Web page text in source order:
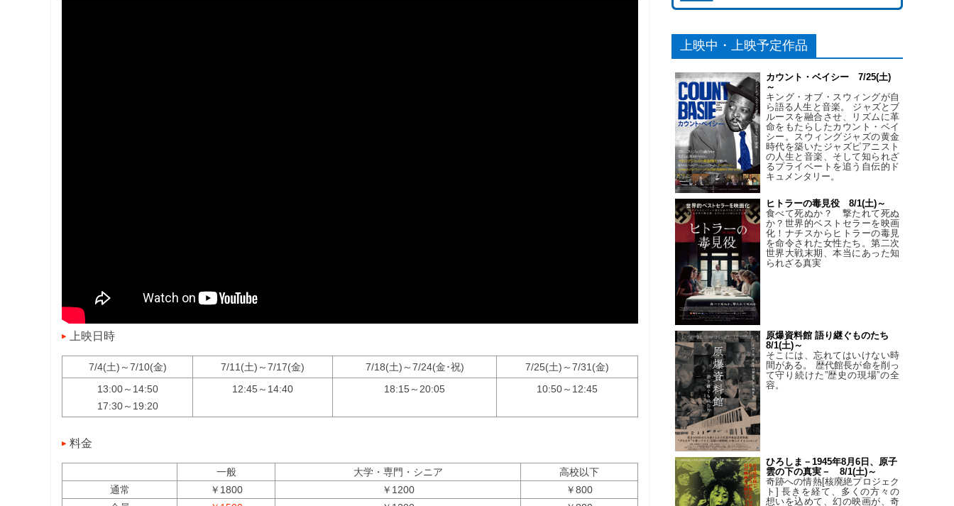
上映日時
7/4(土)～7/10(金) 7/11(土)～7/17(金) 7/18(土)～7/24(金･祝)
7/25(土)～7/31(金)
13:00～14:50
17:30～19:20
12:45～14:40 18:15～20:05 10:50～12:45
料金
一般 大学・専門・シニア
高校以下
通常
￥1800 ￥1200
￥800
上映中・上映予定作品
カウント・ベイシー 7/25(土)
～
キング・オブ・スウィングが自
ら語る人生と音楽。 ジャズとブ
ルースを融合させ、リズムに革
命をもたらしたカウント・ベイ
シー。スウィングジャズの黄金
時代を築いたジャズピアニスト
の人生と音楽、そして知られざ
るプライベートを追う自伝的ド
キュメンタリー。
ヒトラーの毒見役 8/1(土)～
食べて死ぬか？ 撃たれて死ぬ
か？世界的ベストセラーを映画
化！ナチスからヒトラーの毒見
を命令された女性たち。第二次
世界大戦末期、本当にあった知
られざる真実
原爆資料館 語り継ぐものたち
8/1(土)～
そこには、忘れてはいけない時
間がある。 歴代館長が命を削っ
て守り続けた”歴史の現場”の全
容。
ひろしま－1945年8月6日、原子
雲の下の真実－ 8/1(土)～
奇跡への情熱[核廃絶プロジェク
ト] 長きを経て、多くの方々の
想いを込めて、幻の映画が、奇